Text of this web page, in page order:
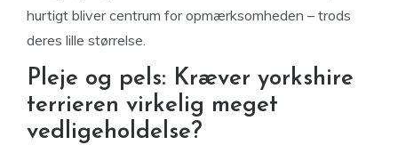
hurtigt bliver centrum for opmærksomheden – trods
deres lille størrelse.
Pleje og pels: Kræver yorkshire
terrieren virkelig meget
vedligeholdelse?